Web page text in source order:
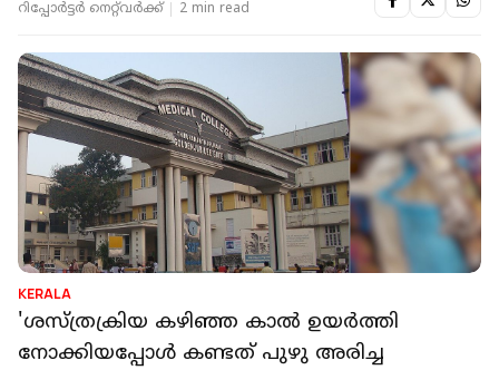
റിപ്പോർട്ടർ നെറ്റ്‌വര്‍ക്ക്‌ 2 min read
KERALA
'ശസ്ത്രക്രിയ കഴിഞ്ഞ കാല്‍ ഉയര്‍ത്തി
നോക്കിയപ്പോള്‍ കണ്ടത് പുഴു അരിച്ച